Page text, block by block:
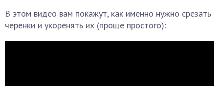
В этом видео вам покажут, как именно нужно срезать
черенки и укоренять их (проще простого):